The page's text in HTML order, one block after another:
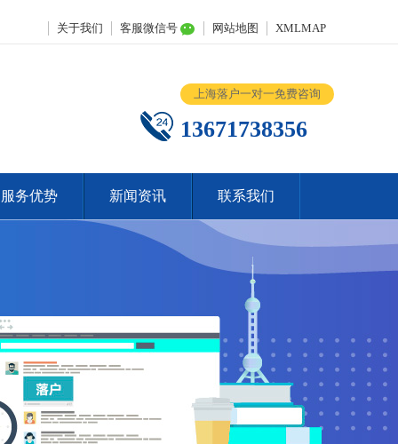
关于我们 客服微信号 网站地图 XMLMAP
上海落户一对一免费咨询
13671738356
服务优势 新闻资讯 联系我们